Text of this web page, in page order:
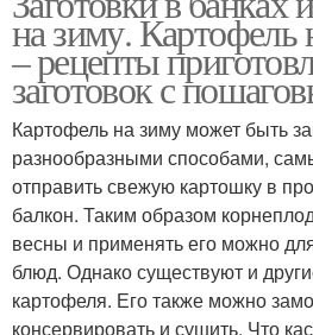
на зиму. Картофель
– рецепты
заготовок с
Картофель на зиму может быть
разнообразными способами,
отправить свежую картошку в
балкон. Таким образом
весны и применять его можно
блюд. Однако существуют и
картофеля. Его также можно
консервировать и сушить. Что